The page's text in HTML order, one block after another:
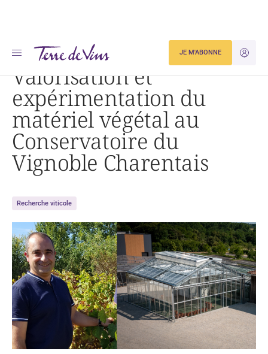
JE
JE M'ABONNE
Accueil
Actualités
Valorisation et expérimentation du matériel végétal au Conservatoire du Vignoble Charentais
Valorisation et
expérimentation du
matériel végétal au
Conservatoire du
Vignoble Charentais
Recherche viticole